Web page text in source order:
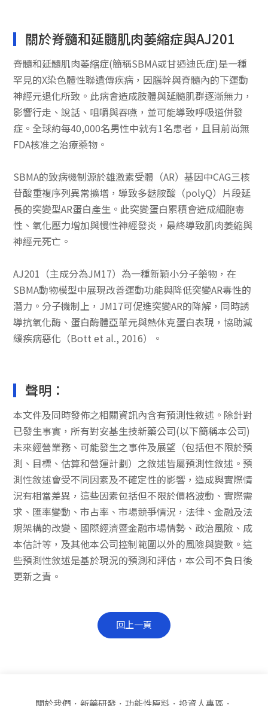
關於脊髓和延髓肌肉萎縮症與AJ201
脊髓和延髓肌肉萎縮症(簡稱SBMA或甘迺迪氏症)是一種
罕見的X染色體性聯遺傳疾病，因腦幹與脊髓內的下運動
神經元退化所致。此病會造成肢體與延髓肌群逐漸無力，
影響行走、說話、咀嚼與吞嚥，並可能導致呼吸道併發
症。全球約每40,000名男性中就有1名患者，且目前尚無
FDA核准之治療藥物。
SBMA的致病機制源於雄激素受體（AR）基因中CAG三核
苷酸重複序列異常擴增，導致多麩胺酸（polyQ）片段延
長的突變型AR蛋白產生。此突變蛋白累積會造成細胞毒
性、氧化壓力增加與慢性神經發炎，最終導致肌肉萎縮與
神經元死亡。
AJ201（主成分為JM17）為一種新穎小分子藥物，在
SBMA動物模型中展現改善運動功能與降低突變AR毒性的
潛力。分子機制上，JM17可促進突變AR的降解，同時誘
導抗氧化酶、蛋白酶體亞單元與熱休克蛋白表現，協助減
緩疾病惡化（Bott et al., 2016）。
聲明：
本文件及同時發佈之相關資訊內含有預測性敘述。除針對
已發生事實，所有對安基生技新藥公司(以下簡稱本公司)
未來經營業務、可能發生之事件及展望（包括但不限於預
測、目標、估算和營運計劃）之敘述皆屬預測性敘述。預
測性敘述會受不同因素及不確定性的影響，造成與實際情
況有相當差異，這些因素包括但不限於價格波動、實際需
求、匯率變動、市占率、市場競爭情況，法律、金融及法
規架構的改變、國際經濟暨金融市場情勢、政治風險、成
本估計等，及其他本公司控制範圍以外的風險與變數。這
些預測性敘述是基於現況的預測和評估，本公司不負日後
更新之責。
回上一頁
關於我們 新藥研發 功能性原料 投資人專區